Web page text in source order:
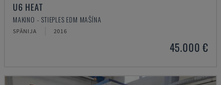
U6 HEAT
MAKINO - STIEPLES EDM MAŠĪNA
SPĀNIJA 2016
45.000 €